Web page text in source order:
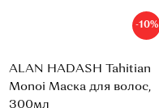
-10%
ALAN HADASH Tahitian
Monoi Маска для волос,
300мл